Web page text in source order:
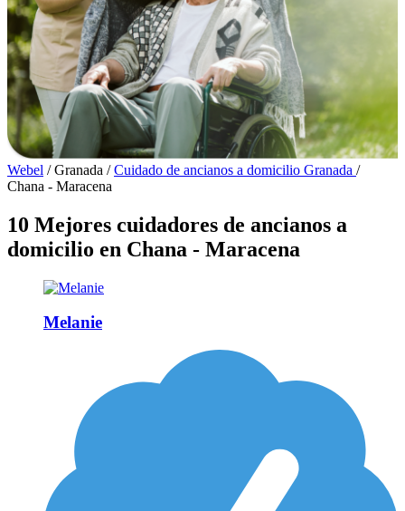
Webel / Granada / Cuidado de ancianos a domicilio Granada /
Chana - Maracena
10 Mejores cuidadores de ancianos a
domicilio en Chana - Maracena
Melanie